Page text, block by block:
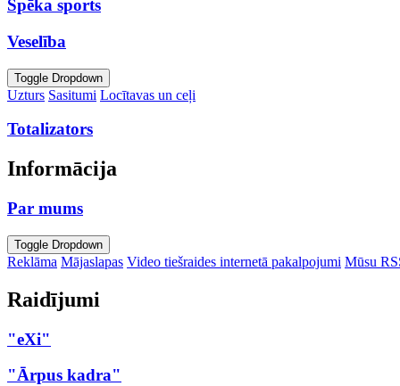
Spēka sports
Veselība
Toggle Dropdown
Uzturs Sasitumi Locītavas un ceļi
Totalizators
Informācija
Par mums
Toggle Dropdown
Reklāma Mājaslapas Video tiešraides internetā pakalpojumi Mūsu
Raidījumi
"eXi"
"Ārpus kadra"